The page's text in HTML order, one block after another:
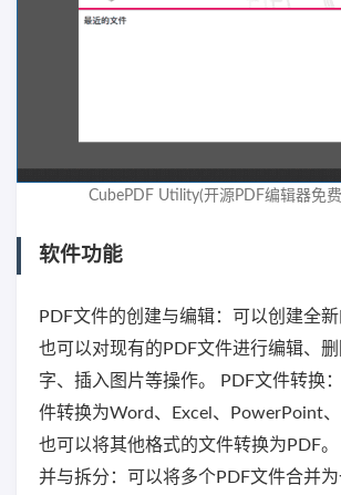
CubePDF Utility(开源PDF编辑器免
软件功能
PDF文件的创建与编辑：可以创建全新
也可以对现有的PDF文件进行编辑、
字、插入图片等操作。 PDF文件转换
件转换为Word、Excel、PowerPoint、
也可以将其他格式的文件转换为PDF
并与拆分：可以将多个PDF文件合并